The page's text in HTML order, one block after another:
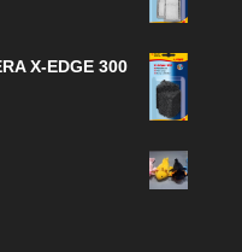
X-EDGE 300